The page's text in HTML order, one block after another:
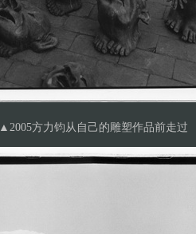
▲2005方力钧从自己的雕塑作品前走过